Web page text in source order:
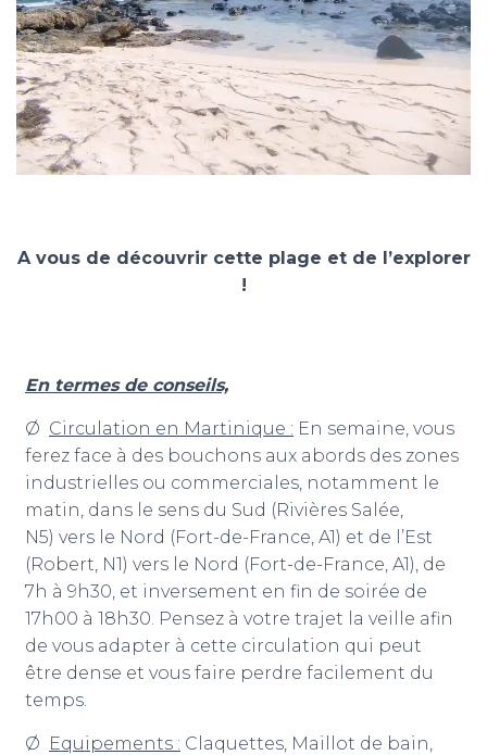
A vous de découvrir cette plage et de l’explorer
!
En termes de conseils,
Ø Circulation en Martinique : En semaine, vous
ferez face à des bouchons aux abords des zones
industrielles ou commerciales, notamment le
matin, dans le sens du Sud (Rivières Salée,
N5) vers le Nord (Fort-de-France, A1) et de l’Est
(Robert, N1) vers le Nord (Fort-de-France, A1), de
7h à 9h30, et inversement en fin de soirée de
17h00 à 18h30. Pensez à votre trajet la veille afin
de vous adapter à cette circulation qui peut
être dense et vous faire perdre facilement du
temps.
Ø Equipements : Claquettes, Maillot de bain,